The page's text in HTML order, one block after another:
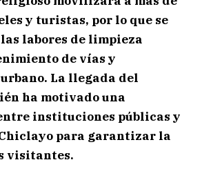
y turistas, por lo que se
labores de limpieza
de vías y
La llegada del
ha motivado una
instituciones públicas y
para garantizar la
visitantes.